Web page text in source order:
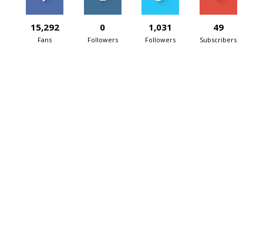
15,292
Fans
0
Followers
1,031
Followers
49
Subscribers